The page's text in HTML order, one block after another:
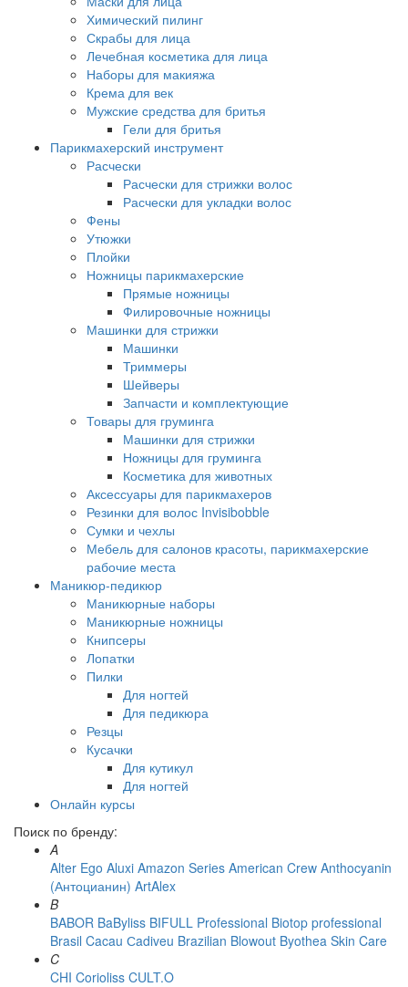
Химический пилинг
Скрабы для лица
Лечебная косметика для лица
Наборы для макияжа
Крема для век
Мужские средства для бритья
Гели для бритья
Парикмахерский инструмент
Расчески
Расчески для стрижки волос
Расчески для укладки волос
Фены
Утюжки
Плойки
Ножницы парикмахерские
Прямые ножницы
Филировочные ножницы
Машинки для стрижки
Машинки
Триммеры
Шейверы
Запчасти и комплектующие
Товары для груминга
Машинки для стрижки
Ножницы для груминга
Косметика для животных
Аксессуары для парикмахеров
Резинки для волос Invisibobble
Сумки и чехлы
Мебель для салонов красоты, парикмахерские
рабочие места
Маникюр-педикюр
Маникюрные наборы
Маникюрные ножницы
Книпсеры
Лопатки
Пилки
Для ногтей
Для педикюра
Резцы
Кусачки
Для кутикул
Для ногтей
Онлайн курсы
Поиск по бренду:
A
Alter Ego Aluxi Amazon Series American Crew Anthocyanin
(Антоцианин) ArtAlex
B
BABOR BaByliss BIFULL Professional Biotop professional
Brasil Cacau Сadiveu Brazilian Blowout Byothea Skin Care
C
CHI Corioliss CULT.O